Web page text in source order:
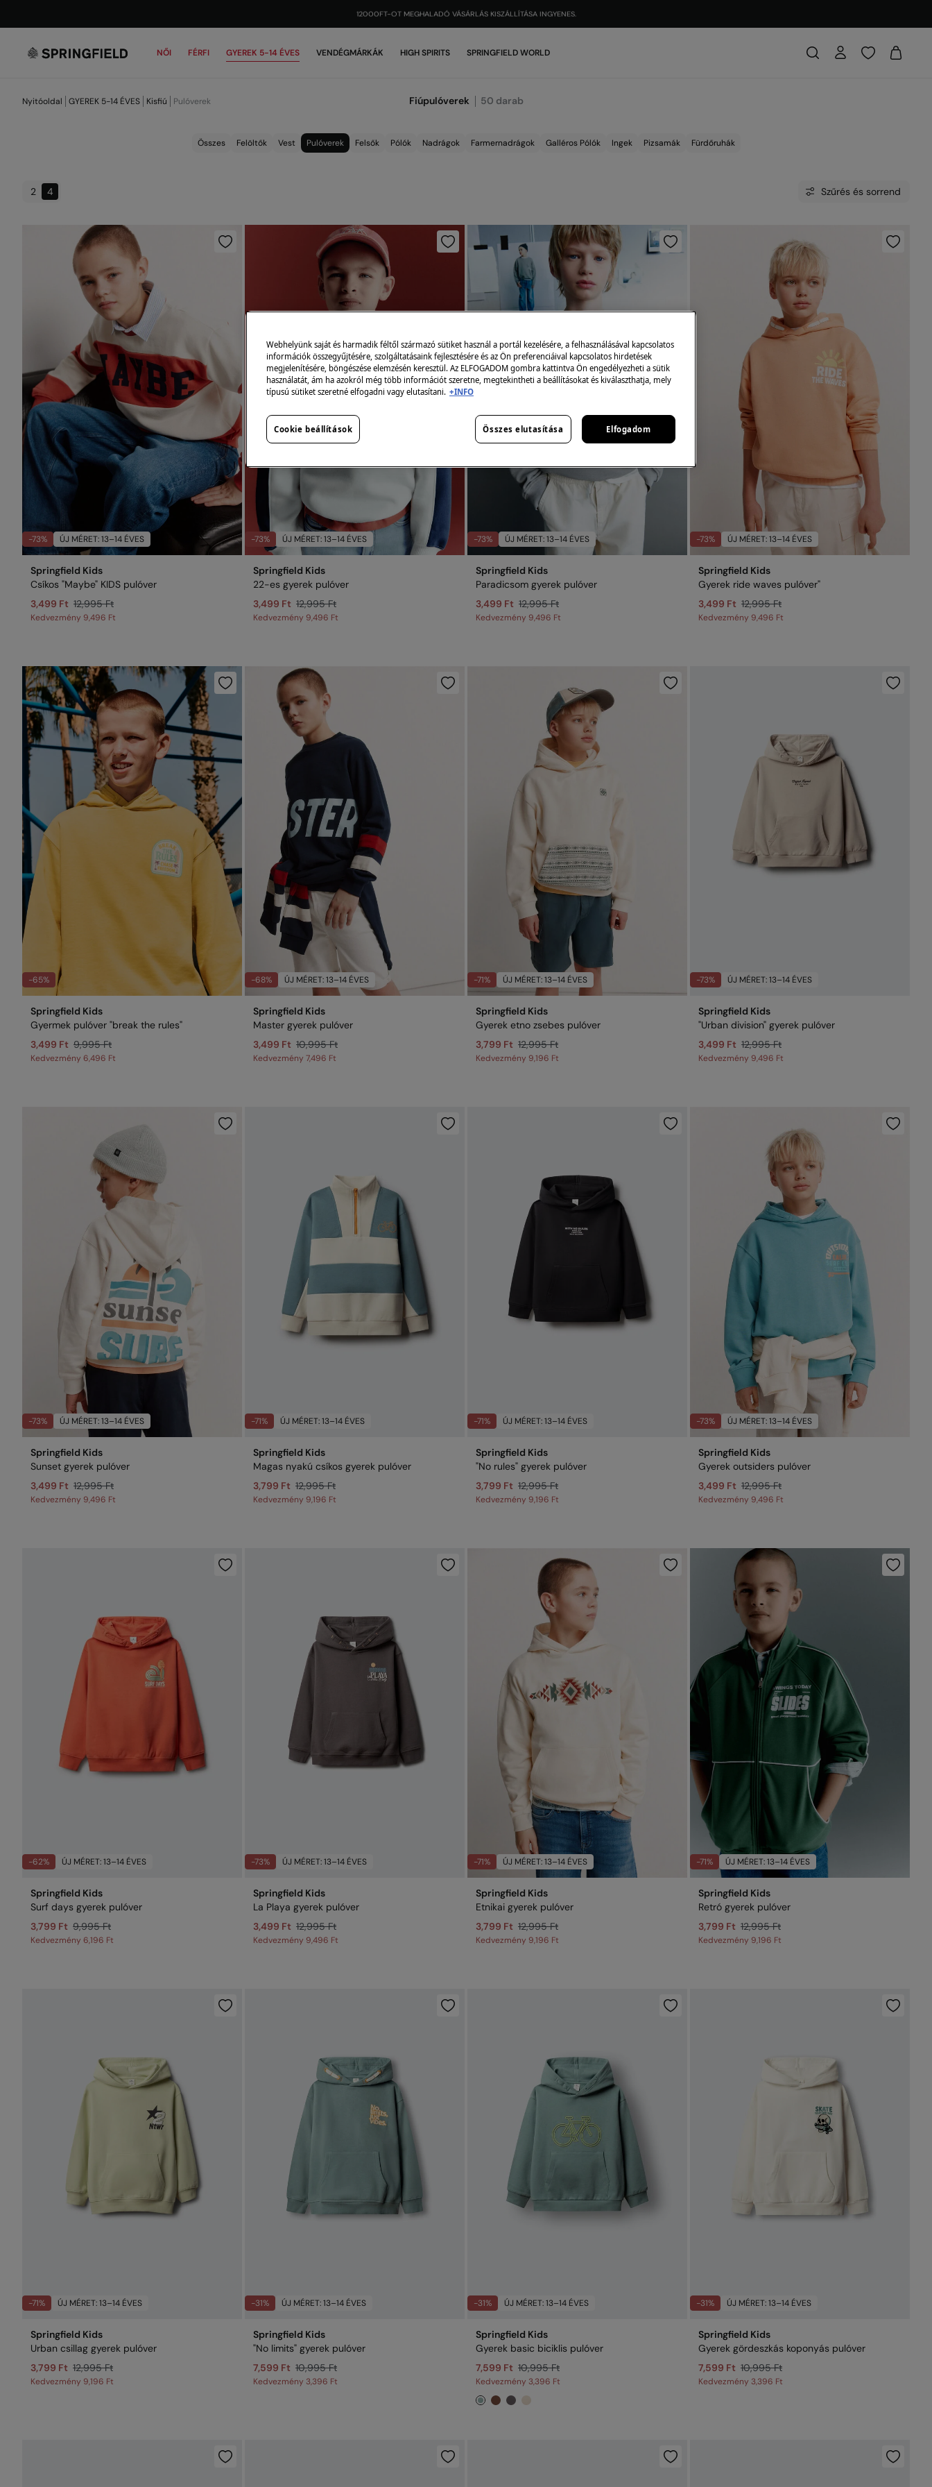
12000FT-OT MEGHALADÓ VÁSÁRLÁS KISZÁLLÍTÁSA INGYENES.
NŐI FÉRFI GYEREK 5-14 ÉVES VENDÉGMÁRKÁK HIGH SPIRITS SPRINGFIELD WORLD
Nyitóoldal GYEREK 5-14 ÉVES Kisfiú Pulóverek Fiúpulóverek 50 darab
Összes Felöltők Vest Pulóverek Felsők Pólók Nadrágok Farmernadrágok Galléros Pólók Ingek Pizsamák Fürdőruhák
2 4 Szűrés és sorrend
-73% ÚJ MÉRET: 13–14 ÉVES
Springfield Kids
Csíkos "Maybe" KIDS pulóver
3,499 Ft 12,995 Ft
Kedvezmény 9,496 Ft
-73% ÚJ MÉRET: 13–14 ÉVES
Springfield Kids
22-es gyerek pulóver
3,499 Ft 12,995 Ft
Kedvezmény 9,496 Ft
-73% ÚJ MÉRET: 13–14 ÉVES
Springfield Kids
Paradicsom gyerek pulóver
3,499 Ft 12,995 Ft
Kedvezmény 9,496 Ft
-73% ÚJ MÉRET: 13–14 ÉVES
Springfield Kids
Gyerek ride waves pulóver"
3,499 Ft 12,995 Ft
Kedvezmény 9,496 Ft
-65%
Springfield Kids
Gyermek pulóver "break the rules"
3,499 Ft 9,995 Ft
Kedvezmény 6,496 Ft
-68% ÚJ MÉRET: 13–14 ÉVES
Springfield Kids
Master gyerek pulóver
3,499 Ft 10,995 Ft
Kedvezmény 7,496 Ft
-71% ÚJ MÉRET: 13–14 ÉVES
Springfield Kids
Gyerek etno zsebes pulóver
3,799 Ft 12,995 Ft
Kedvezmény 9,196 Ft
-73% ÚJ MÉRET: 13–14 ÉVES
Springfield Kids
"Urban division" gyerek pulóver
3,499 Ft 12,995 Ft
Kedvezmény 9,496 Ft
-73% ÚJ MÉRET: 13–14 ÉVES
Springfield Kids
Sunset gyerek pulóver
3,499 Ft 12,995 Ft
Kedvezmény 9,496 Ft
-71% ÚJ MÉRET: 13–14 ÉVES
Springfield Kids
Magas nyakú csíkos gyerek pulóver
3,799 Ft 12,995 Ft
Kedvezmény 9,196 Ft
-71% ÚJ MÉRET: 13–14 ÉVES
Springfield Kids
"No rules" gyerek pulóver
3,799 Ft 12,995 Ft
Kedvezmény 9,196 Ft
-73% ÚJ MÉRET: 13–14 ÉVES
Springfield Kids
Gyerek outsiders pulóver
3,499 Ft 12,995 Ft
Kedvezmény 9,496 Ft
-62% ÚJ MÉRET: 13–14 ÉVES
Springfield Kids
Surf days gyerek pulóver
3,799 Ft 9,995 Ft
Kedvezmény 6,196 Ft
-73% ÚJ MÉRET: 13–14 ÉVES
Springfield Kids
La Playa gyerek pulóver
3,499 Ft 12,995 Ft
Kedvezmény 9,496 Ft
-71% ÚJ MÉRET: 13–14 ÉVES
Springfield Kids
Etnikai gyerek pulóver
3,799 Ft 12,995 Ft
Kedvezmény 9,196 Ft
-71% ÚJ MÉRET: 13–14 ÉVES
Springfield Kids
Retró gyerek pulóver
3,799 Ft 12,995 Ft
Kedvezmény 9,196 Ft
-71% ÚJ MÉRET: 13–14 ÉVES
Springfield Kids
Urban csillag gyerek pulóver
3,799 Ft 12,995 Ft
Kedvezmény 9,196 Ft
-31% ÚJ MÉRET: 13–14 ÉVES
Springfield Kids
"No limits" gyerek pulóver
7,599 Ft 10,995 Ft
Kedvezmény 3,396 Ft
-31% ÚJ MÉRET: 13–14 ÉVES
Springfield Kids
Gyerek basic biciklis pulóver
7,599 Ft 10,995 Ft
Kedvezmény 3,396 Ft
-31% ÚJ MÉRET: 13–14 ÉVES
Springfield Kids
Gyerek gördeszkás koponyás pulóver
7,599 Ft 10,995 Ft
Kedvezmény 3,396 Ft
Webhelyünk saját és harmadik féltől származó sütiket használ a portál kezelésére, a felhasználásával kapcsolatos
információk összegyűjtésére, szolgáltatásaink fejlesztésére és az Ön preferenciáival kapcsolatos hirdetések
megjelenítésére, böngészése elemzésén keresztül. Az ELFOGADOM gombra kattintva Ön engedélyezheti a sütik
használatát, ám ha azokról még több információt szeretne, megtekintheti a beállításokat és kiválaszthatja, mely
típusú sütiket szeretné elfogadni vagy elutasítani. +INFO
Összes elutasítása Elfogadom
Cookie beállítások